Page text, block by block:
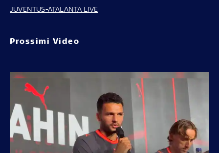
JUVENTUS-ATALANTA LIVE
Prossimi Video